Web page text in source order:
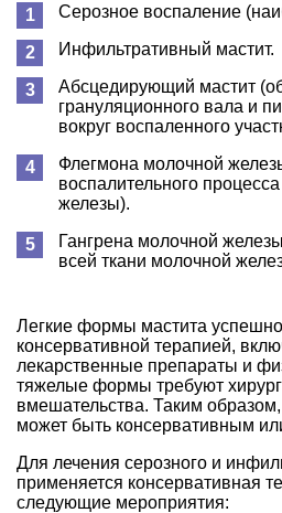
Серозное воспаление
Инфильтративный мастит.
Абсцедирующий мастит
грануляционного вала и
вокруг воспаленного
Флегмона молочной
воспалительного
железы).
Гангрена молочной
всей ткани молочной
Легкие формы мастита успешно
консервативной терапией,
лекарственные препараты и
тяжелые формы требуют
вмешательства. Таким
может быть консервативным
Для лечения серозного и
применяется консервативная
следующие мероприятия: